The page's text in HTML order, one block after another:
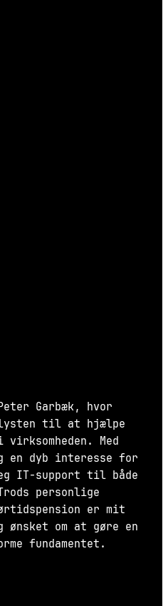
Garbæk, hvor
lysten til at hjælpe
Med
en dyb interesse for
IT-support til både
personlige
er mit
ønsket om at gøre en
fundamentet.